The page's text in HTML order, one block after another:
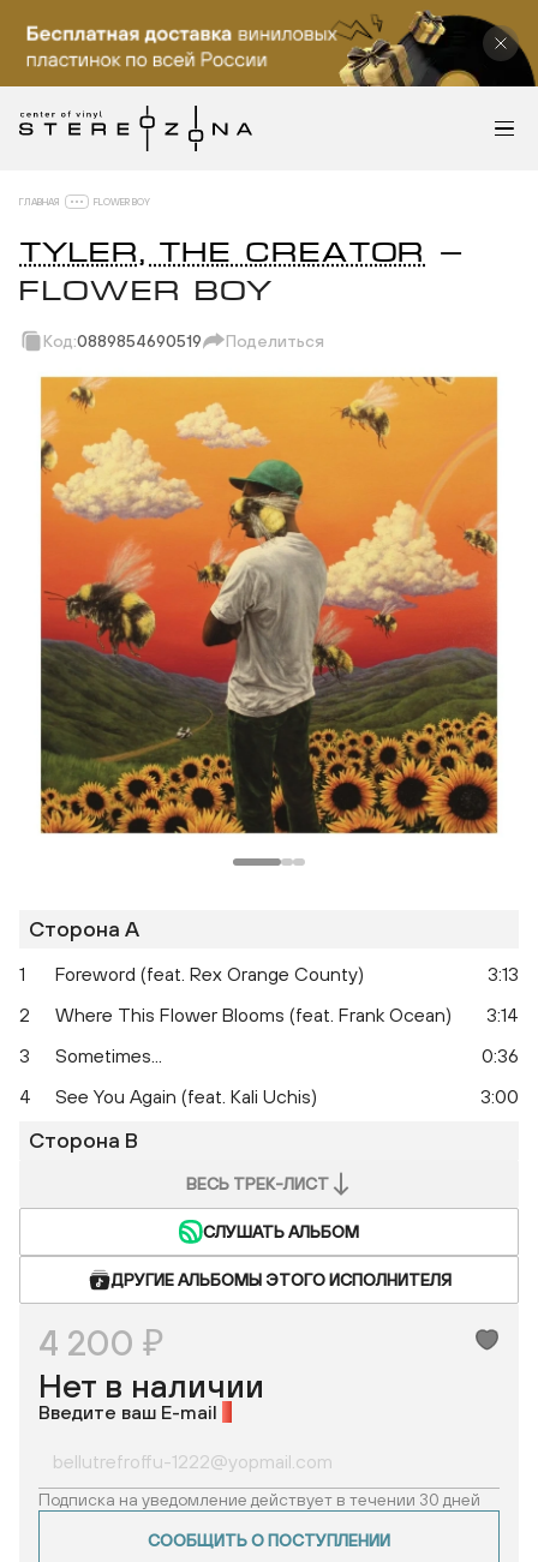
ГЛАВНАЯ FLOWER BOY
TYLER, THE CREATOR
—
FLOWER BOY
Код:0889854690519 Поделиться
Скопировать ссылку
Вотсап
Телеграм
Макс
ВКонтакте
Одноклассники
Сторона A
1 Foreword (feat. Rex Orange County)
3:13
2
Where This Flower Blooms (feat. Frank Ocean)
3:14
3
Sometimes...
0:36
4
See You Again (feat. Kali Uchis) 3:00
Сторона B
ВЕСЬ ТРЕК-ЛИСТ
СЛУШАТЬ АЛЬБОМ
ДРУГИЕ АЛЬБОМЫ ЭТОГО ИСПОЛНИТЕЛЯ
4 200 ₽
Нет в наличии
Введите ваш E-mail
Подписка на уведомление действует в течении 30 дней
СООБЩИТЬ О ПОСТУПЛЕНИИ